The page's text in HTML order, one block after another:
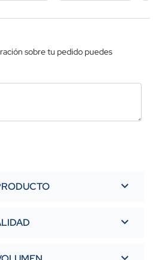
sobre tu pedido puedes